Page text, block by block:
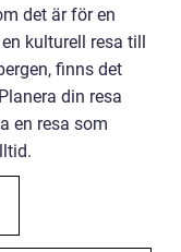
det är för en
kulturell resa till
finns det
din resa
en resa som